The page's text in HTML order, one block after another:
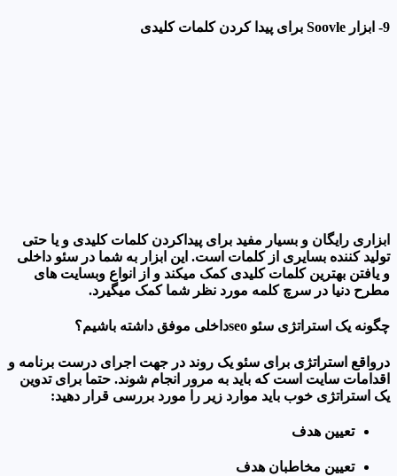
9- ابزار Soovle برای پیدا کردن کلمات کلیدی
ابزاری رایگان و بسیار مفید برای پیداکردن کلمات کلیدی و یا حتی
تولید کننده بسایری از کلمات است. این ابزار به شما در سئو داخلی
و یافتن بهترین کلمات کلیدی کمک میکند و از انواع وبسایت های
مطرح دنیا در سرچ کلمه مورد نظر شما کمک میگیرد.
چگونه یک استراتژی سئو seoداخلی موفق داشته باشیم؟
درواقع استراتژی برای سئو یک روند در جهت اجرای درست برنامه و
اقدامات سایت است که باید به مرور انجام شوند. حتما برای تدوین
یک استراتژی خوب باید موارد زیر را مورد بررسی قرار دهید:
تعیین هدف
تعیین مخاطبان هدف